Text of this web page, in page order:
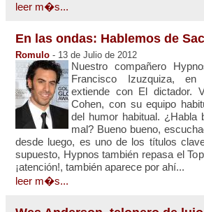
leer m�s...
En las ondas: Hablemos de
Romulo - 13 de Julio de 2012
Nuestro compañero
Francisco Izuzquiza,
extiende con El dictador.
Cohen, con su equipo
del humor habitual. ¿Habla
mal? Bueno bueno,
desde luego, es uno de los títulos
supuesto, Hypnos también repasa el
¡atención!, también aparece por ahí...
leer m�s...